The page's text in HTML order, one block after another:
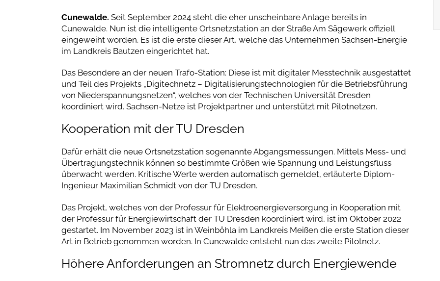
Cunewalde. Seit September 2024 steht die eher unscheinbare Anlage bereits in
Cunewalde. Nun ist die intelligente Ortsnetzstation an der Straße Am Sägewerk offiziell
eingeweiht worden. Es ist die erste dieser Art, welche das Unternehmen Sachsen-Energie
im Landkreis Bautzen eingerichtet hat.
Das Besondere an der neuen Trafo-Station: Diese ist mit digitaler Messtechnik ausgestattet
und Teil des Projekts „Digitechnetz – Digitalisierungstechnologien für die Betriebsführung
von Niederspannungsnetzen“, welches von der Technischen Universität Dresden
koordiniert wird. Sachsen-Netze ist Projektpartner und unterstützt mit Pilotnetzen.
Kooperation mit der TU Dresden
Dafür erhält die neue Ortsnetzstation sogenannte Abgangsmessungen. Mittels Mess- und
Übertragungstechnik können so bestimmte Größen wie Spannung und Leistungsfluss
überwacht werden. Kritische Werte werden automatisch gemeldet, erläuterte Diplom-
Ingenieur Maximilian Schmidt von der TU Dresden.
Das Projekt, welches von der Professur für Elektroenergieversorgung in Kooperation mit
der Professur für Energiewirtschaft der TU Dresden koordiniert wird, ist im Oktober 2022
gestartet. Im November 2023 ist in Weinböhla im Landkreis Meißen die erste Station dieser
Art in Betrieb genommen worden. In Cunewalde entsteht nun das zweite Pilotnetz.
Höhere Anforderungen an Stromnetz durch Energiewende